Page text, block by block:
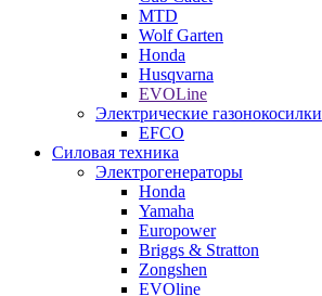
MTD
Wolf Garten
Honda
Husqvarna
EVOLine
Электрические газонокосилки
EFCO
Силовая техника
Электрогенераторы
Honda
Yamaha
Europower
Briggs & Stratton
Zongshen
EVOline